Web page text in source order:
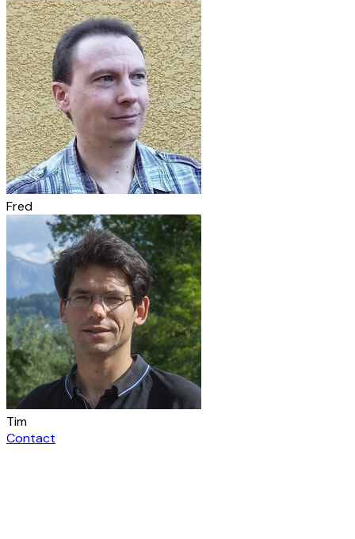
Fred
Tim
Contact